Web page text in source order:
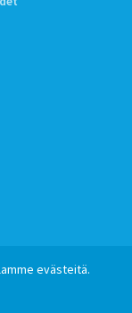
evästeitä.